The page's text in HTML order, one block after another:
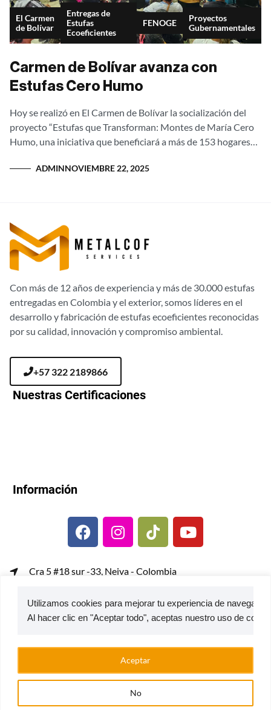
Utilizamos cookies para mejorar tu experiencia de
No
Aceptar
El Carmen
de Bolívar
Entregas de
Estufas
Ecoeficientes
FENOGE
Proyectos
Gubernamentales
Carmen de Bolívar avanza con
Estufas Cero Humo
Hoy se realizó en El Carmen de Bolívar la socialización del
proyecto “Estufas que Transforman: Montes de María Cero
Humo, una iniciativa que beneficiará a más de 153 hogares
ADMINNOVIEMBRE 22, 2025
Con más de 12 años de experiencia y más de 30.000 estufas
entregadas en Colombia y el exterior, somos líderes en el
desarrollo y fabricación de estufas ecoeficientes reconocidas
por su calidad, innovación y compromiso ambiental.
+57 322 2189866
Nuestras Certificaciones
Información
Cra 5 #18 sur -33, Neiva - Colombia
Atención al usuario | PQRS
© 2026 — Estufas Ecoeficientes Metalcof